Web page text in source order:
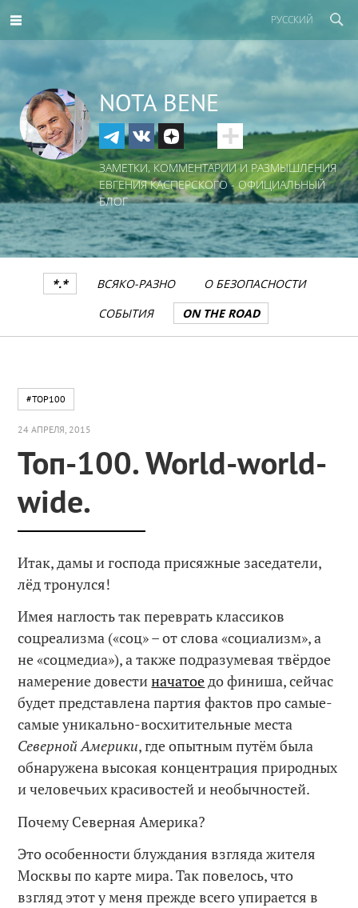
РУССКИЙ
NOTA BENE
ЗАМЕТКИ, КОММЕНТАРИИ И РАЗМЫШЛЕНИЯ
ЕВГЕНИЯ КАСПЕРСКОГО - ОФИЦИАЛЬНЫЙ
БЛОГ
*.* ВСЯКО-РАЗНО
О БЕЗОПАСНОСТИ
СОБЫТИЯ
ON THE ROAD
#TOP100
24 АПРЕЛЯ, 2015
Топ-100. World-world-
wide.
Итак, дамы и господа присяжные заседатели,
лёд тронулся!
Имея наглость так переврать классиков
соцреализма («соц» – от слова «социализм», а
не «соцмедиа»), а также подразумевая твёрдое
намерение довестиначатоедо финиша, сейчас
будет представлена партия фактов про самые-
самые уникально-восхитительные места
Северной Америки, где опытным путём была
обнаружена высокая концентрация природных
и человечьих красивостей и необычностей.
Почему Северная Америка?
Это особенности блуждания взгляда жителя
Москвы по карте мира. Так повелось, что
взгляд этот у меня прежде всего упирается в